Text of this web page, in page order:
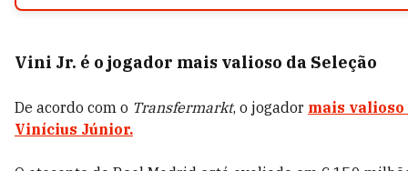
Vini Jr. é o jogador mais valioso da Seleção
De acordo com o Transfermarkt, o jogador mais valioso
Vinícius Júnior.